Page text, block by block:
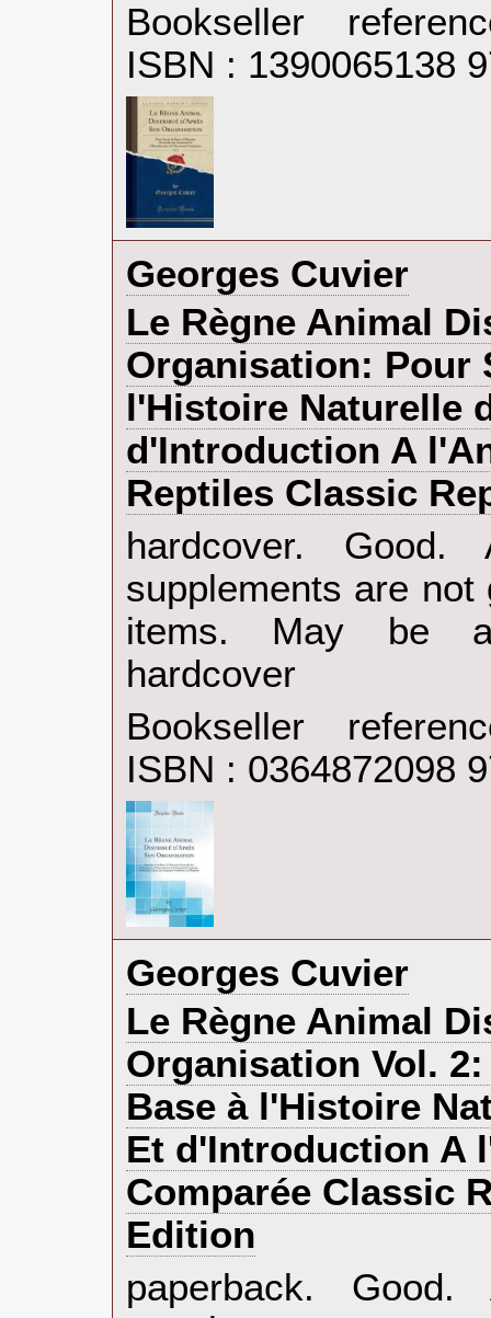
Bookseller
ISBN : 1390065138
‎Georges Cuvier‎
‎Le Règne Animal
Organisation: Pour
l'Histoire Naturelle
d'Introduction A
Reptiles Classic
‎hardcover.
supplements are
items. May be
hardcover‎
Bookseller
ISBN : 0364872098
‎Georges Cuvier‎
‎Le Règne Animal
Organisation Vol.
Base à l'Histoire
Et d'Introduction A
Comparée Classic
Edition‎
‎paperback.